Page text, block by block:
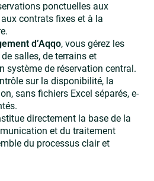
ponctuelles aux
contrats fixes et à la
d’Aqqo, vous gérez les
salles, de terrains et
système de réservation central.
sur la disponibilité, la
sans fichiers Excel séparés, e-
directement la base de la
et du traitement
du processus clair et